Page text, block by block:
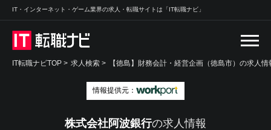
IT・インターネット・ゲーム業界の求人・転職サイトは「IT転職ナビ」
IT転職ナビTOP > 求人検索 > 【徳島】財務会計・経営企画（徳島市）の求人情
情報提供元：
株式会社阿波銀行の求人情報